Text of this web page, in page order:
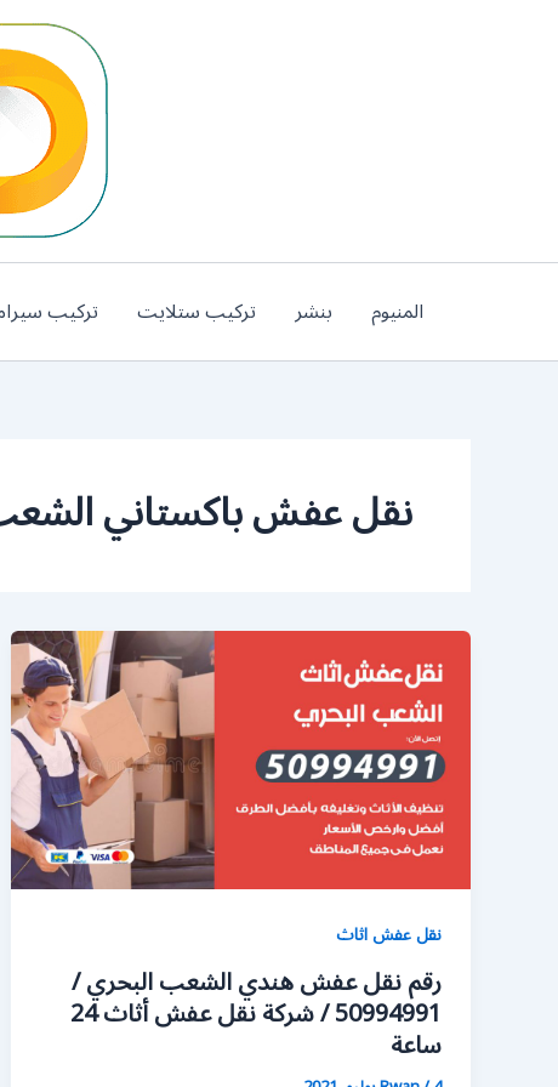
المنيوم بنشر تركيب ستلايت تركيب
نقل عفش باكستاني
نقل عفش اثاث
رقم نقل عفش هندي الشعب البحري /
50994991 / شركة نقل عفش أثاث 24
ساعة